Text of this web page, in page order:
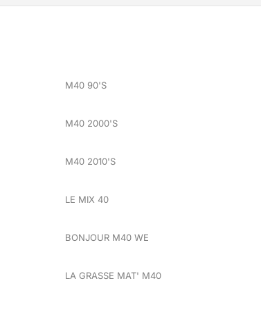
M40 90'S
M40 2000'S
M40 2010'S
LE MIX 40
BONJOUR M40 WE
LA GRASSE MAT' M40